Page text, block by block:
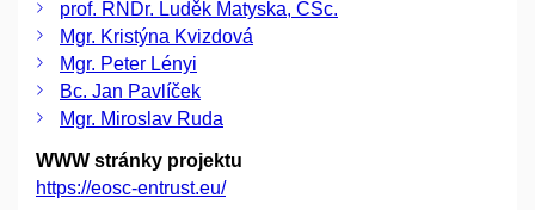
prof. RNDr. Luděk Matyska, CSc.
Mgr. Kristýna Kvizdová
Mgr. Peter Lényi
Bc. Jan Pavlíček
Mgr. Miroslav Ruda
WWW stránky projektu
https://eosc-entrust.eu/